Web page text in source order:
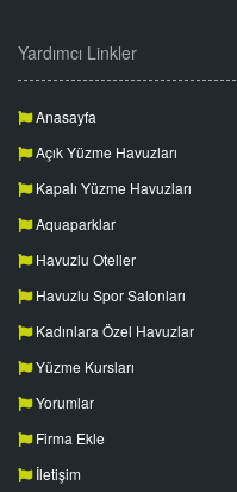
Yardımcı Linkler
Anasayfa
Açık Yüzme Havuzları
Kapalı Yüzme Havuzları
Aquaparklar
Havuzlu Oteller
Havuzlu Spor Salonları
Kadınlara Özel Havuzlar
Yüzme Kursları
Yorumlar
Firma Ekle
İletişim